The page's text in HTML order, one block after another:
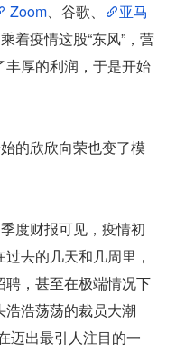
Zoom、谷歌、
亚马
着疫情这股“东风”，营
厚的利润，于是开始
的欣欣向荣也变了模
度财报可见，疫情初
去的几天和几周里，
，甚至在极端情况下
浩荡荡的裁员大潮
迈出最引人注目的一